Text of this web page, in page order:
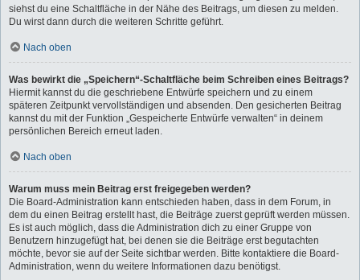
siehst du eine Schaltfläche in der Nähe des Beitrags, um diesen zu melden.
Du wirst dann durch die weiteren Schritte geführt.
Nach oben
Was bewirkt die „Speichern“-Schaltfläche beim Schreiben eines Beitrags?
Hiermit kannst du die geschriebene Entwürfe speichern und zu einem
späteren Zeitpunkt vervollständigen und absenden. Den gesicherten Beitrag
kannst du mit der Funktion „Gespeicherte Entwürfe verwalten“ in deinem
persönlichen Bereich erneut laden.
Nach oben
Warum muss mein Beitrag erst freigegeben werden?
Die Board-Administration kann entschieden haben, dass in dem Forum, in
dem du einen Beitrag erstellt hast, die Beiträge zuerst geprüft werden müssen.
Es ist auch möglich, dass die Administration dich zu einer Gruppe von
Benutzern hinzugefügt hat, bei denen sie die Beiträge erst begutachten
möchte, bevor sie auf der Seite sichtbar werden. Bitte kontaktiere die Board-
Administration, wenn du weitere Informationen dazu benötigst.